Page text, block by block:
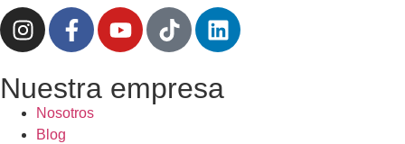
Nuestra empresa
Nosotros
Blog